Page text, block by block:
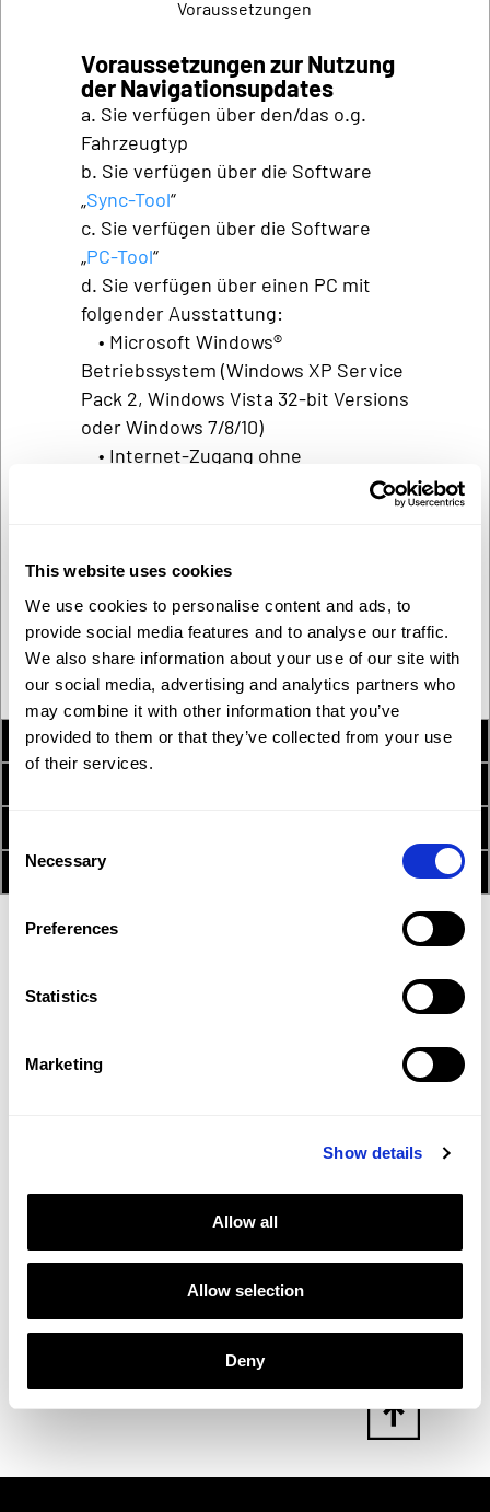
This website uses cookies
We use cookies to personalise content and ads, to
provide social media features and to analyse our traffic.
We also share information about your use of our site with
our social media, advertising and analytics partners who
may combine it with other information that you’ve
provided to them or that they’ve collected from your use
of their services.
Selection
Necessary
Preferences
Statistics
Marketing
Show details
Allow all
Allow selection
Deny
Voraussetzungen
1. Tool-Download
Voraussetzungen zur Nutzung
der Navigationsupdates
a. Sie verfügen über den/das o.g.
Fahrzeugtyp
b. Sie verfügen über die Software
„Sync-Tool“
c. Sie verfügen über die Software
„PC-Tool“
d. Sie verfügen über einen PC mit
folgender Ausstattung:
• Microsoft Windows®
Betriebssystem (Windows XP Service
Pack 2, Windows Vista 32-bit Versions
oder Windows 7/8/10)
• Internet-Zugang ohne
Einschränkungen durch Firewalls und
• Eine Software zum Entpacken
komprimierter Dateien (RAR-Dateien)
e. Sie benötigen weiter einen leeren
USB-Stick mit mindestens 8 GB
Speicherkapazität
Entfernen Sie niemals den USB-Stick während
unterbrechen die Spannungsversorgung während
Navigationssystem nach 30 Minuten automatisch
ausgeschalten werden kann. Updates die länger
Fehlermeldung erhalten, kann das folgenden
Grund haben: Es ist möglich, dass Ihr USB-Stick
FAT-System entspricht. Formatieren Sie ihren